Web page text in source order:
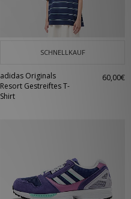
SCHNELLKAUF
adidas Originals
Resort Gestreiftes T-
Shirt
60,00€